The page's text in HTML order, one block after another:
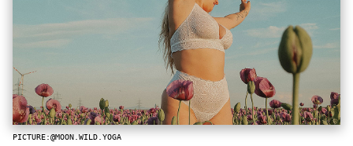
PICTURE:@MOON.WILD.YOGA